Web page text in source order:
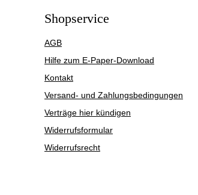
Shopservice
AGB
Hilfe zum E-Paper-Download
Kontakt
Versand- und Zahlungsbedingungen
Verträge hier kündigen
Widerrufsformular
Widerrufsrecht